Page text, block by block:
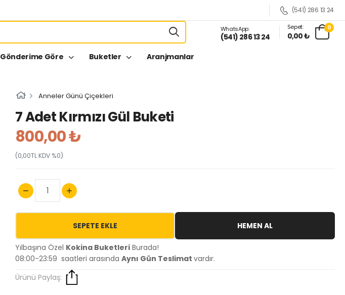
(541) 286 13 24
WhatsApp:
(541) 286 13 24
Sepet:
0,00 ₺
0
Gönderime Göre Buketler Aranjmanlar
Anneler Günü Çiçekleri
7 Adet Kırmızı Gül Buketi
800,00 ₺
(0,00TL KDV %0)
SEPETE EKLE HEMEN AL
Yılbaşına Özel Kokina Buketleri Burada!
08:00-23:59 saatleri arasında Aynı Gün Teslimat vardır.
Ürünü Paylaş: